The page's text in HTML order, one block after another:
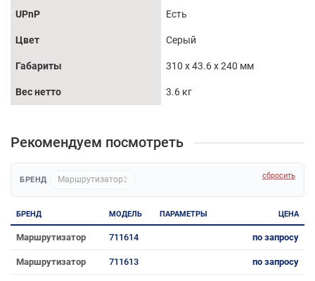
UPnP Есть
Цвет Серый
Габариты 310 x 43.6 x 240 мм
Вес нетто 3.6 кг
Рекомендуем посмотреть
БРЕНД Маршрутизатор2 сбросить
БРЕНД МОДЕЛЬ ПАРАМЕТРЫ ЦЕНА
Маршрутизатор 711614 по запросу
Маршрутизатор 711613 по запросу